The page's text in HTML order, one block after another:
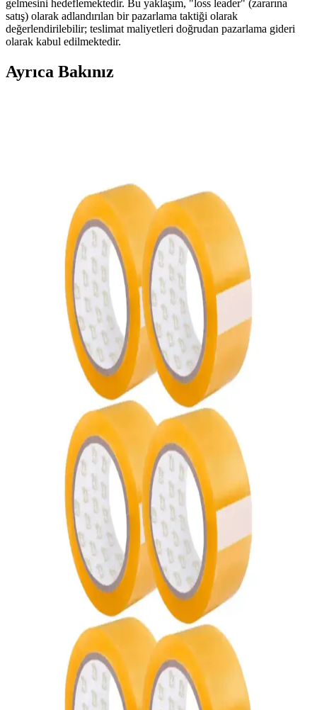
gelmesini hedeflemektedir. Bu yaklaşım, "loss leader" (zararına
satış) olarak adlandırılan bir pazarlama taktiği olarak
değerlendirilebilir; teslimat maliyetleri doğrudan pazarlama gideri
olarak kabul edilmektedir.
Ayrıca Bakınız
dekorasyonunu ve taşıma güvenliğini artırır.
Ahşap Levhaların Taşınmasında Yaratıcı ve Pratik
Çözümler Üzerine Bir Deneyim
Yirmi yıl beklemiş ağır ahşap levhaların taşınmasında, ters çevrilmiş
testere sehpası ve geri dönüştürülmüş tekerleklerle oluşturulan pratik
araç kullanıldı. Bu yöntem iş gücü ve zamanı azalttı.
Zebra ZD220T Termal Transfer ve Direkt Termal
Barkod Yazıcı Özellikleri ve Kullanım Alanları
Zebra ZD220T, kompakt tasarımı ve çok yönlü baskı
teknolojileriyle çeşitli sektörlerde yüksek performans sağlar, kolay
kurulumu ve kullanım avantajlarıyla öne çıkar.
KOLİX Gramajlı El Tutmalı Karton Taşıma Kolisi:
Güvenilir ve Çevre Dostu Taşıma Çözümü
KOLİX'in 60x40x40 cm ölçülerinde, geri dönüşümlü ve demonte
yapılı taşıma kolisi, ergonomik el tutma kısımlarıyla çeşitli
sektörlerde güvenli ve ekonomik taşıma sağlar.
ASTOR Ambalaj 2 Adet 45x100mt Koli Bandı
Güçlü ve Estetik Paketleme Çözümü
ASTOR'un 2 adet 45x100mt koli bandı, yüksek yapışkanlık ve
şeffaf tasarımıyla güvenli ve estetik paketleme sağlar, çeşitli
sektörlerde kullanım için ideal.
Tuşla Gelsin Balonlu Naylon 100 cm x 50 m Patpat
Ambalaj ve Eşya Koruma Ürünleri
Bu balonlu naylon, 100 cm genişlik ve 50 m uzunlukta, şeffaf
görünümlü ve 30 g hafiflikle ambalajda kullanılmak üzere
tasarlanmış bir koruma malzemesidir. Patpat yapısı, darbe emilimini
sağlar ve değişik boyuttaki nesneleri güvenle sarmaya olanak tanır.
Ancak tekli kullanımda dayanıklılık sınırlı olabilir; çoklu katmanla
güçlendirme önerilir ve temiz, kuru depolama güvenilirliği artırır.